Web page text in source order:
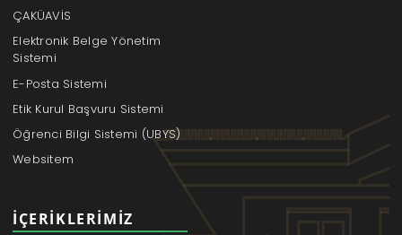
ÇAKÜAVİS
Elektronik Belge Yönetim
Sistemi
E-Posta Sistemi
Etik Kurul Başvuru Sistemi
Öğrenci Bilgi Sistemi (UBYS)
Websitem
İÇERIKLERIMIZ